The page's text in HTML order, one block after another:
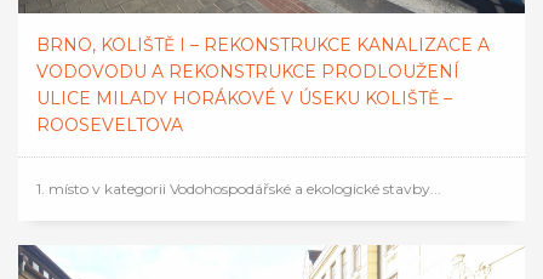
BRNO, KOLIŠTĚ I – REKONSTRUKCE KANALIZACE A
VODOVODU A REKONSTRUKCE PRODLOUŽENÍ
ULICE MILADY HORÁKOVÉ V ÚSEKU KOLIŠTĚ –
ROOSEVELTOVA
1. místo v kategorii Vodohospodářské a ekologické stavby...